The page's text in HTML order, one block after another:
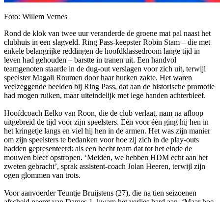
Foto: Willem Vernes
Rond de klok van twee uur veranderde de groene mat pal naast het
clubhuis in een slagveld. Ring Pass-keepster Robin Stam – die met
enkele belangrijke reddingen de hoofdklassedroom lange tijd in
leven had gehouden – barstte in tranen uit. Een handvol
teamgenoten staarde in de dug-out verslagen voor zich uit, terwijl
speelster Magali Roumen door haar hurken zakte. Het waren
veelzeggende beelden bij Ring Pass, dat aan de historische promotie
had mogen ruiken, maar uiteindelijk met lege handen achterbleef.
Hoofdcoach Eelko van Roon, die de club verlaat, nam na afloop
uitgebreid de tijd voor zijn speelsters. Eén voor één ging hij hen in
het kringetje langs en viel hij hen in de armen. Het was zijn manier
om zijn speelsters te bedanken voor hoe zij zich in de play-outs
hadden gepresenteerd: als een hecht team dat tot het einde de
mouwen bleef opstropen. ‘Meiden, we hebben HDM echt aan het
zweten gebracht’, sprak assistent-coach Jolan Heeren, terwijl zijn
ogen glommen van trots.
Voor aanvoerder Teuntje Bruijstens (27), die na tien seizoenen